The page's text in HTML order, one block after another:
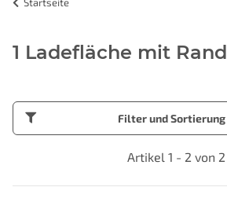
1 Ladefläche mit Rand
Filter und Sortierung
Artikel 1 - 2 von 2